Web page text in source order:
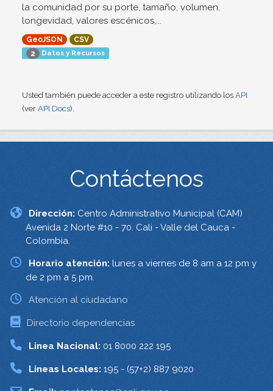
la comunidad por su porte, tamaño, volumen,
longevidad, valores escénicos,...
GeoJSON
CSV
2 Datos y Recursos
Usted también puede acceder a este registro utilizando los API
(ver API Docs).
Contáctenos
Dirección: Centro Administrativo Municipal (CAM)
Avenida 2 Norte #10 - 70. Cali - Valle del Cauca -
Colombia.
Horario atención: lunes a viernes de 8 am a 12 pm y
de 2 pm a 5 pm.
Atención al ciudadano
Directorio dependencias
Linea Nacional: 01 8000 222 195
Lineas Locales: 195 - (57+2) 887 9020